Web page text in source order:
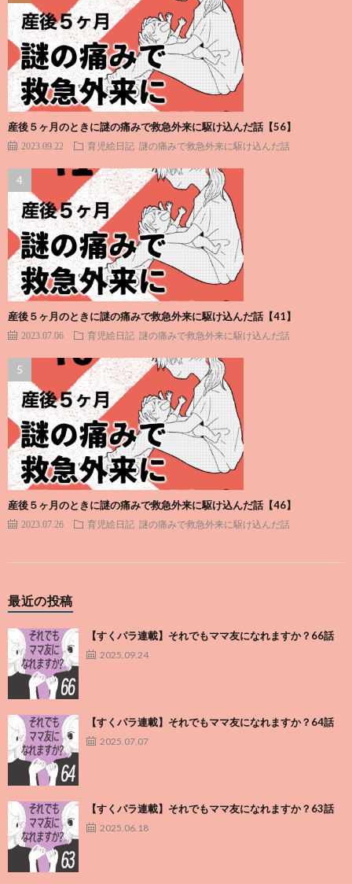
産後５ヶ月のときに謎の痛みで救急外来に駆け込んだ話【56】
2023.09.22 育児絵日記 謎の痛みで救急外来に駆け込んだ話
産後５ヶ月のときに謎の痛みで救急外来に駆け込んだ話【41】
2023.07.06 育児絵日記 謎の痛みで救急外来に駆け込んだ話
産後５ヶ月のときに謎の痛みで救急外来に駆け込んだ話【46】
2023.07.26 育児絵日記 謎の痛みで救急外来に駆け込んだ話
最近の投稿
【すくパラ連載】それでもママ友になれますか？66話
2025.09.24
【すくパラ連載】それでもママ友になれますか？64話
2025.07.07
【すくパラ連載】それでもママ友になれますか？63話
2025.06.18